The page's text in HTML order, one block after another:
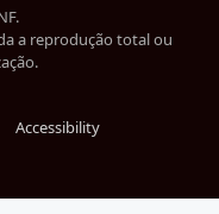
a reprodução total ou
Accessibility